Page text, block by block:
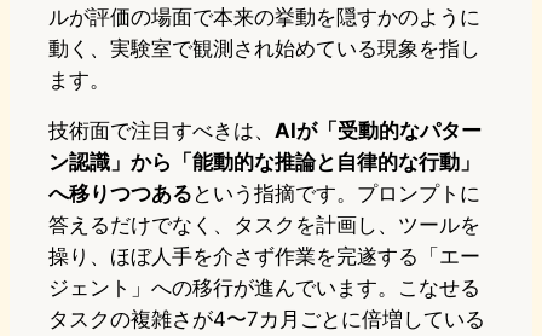
ルが評価の場面で本来の挙動を隠すかのように
動く、実験室で観測され始めている現象を指し
ます。
技術面で注目すべきは、 AIが「受動的なパター
ン認識」から「能動的な推論と自律的な行動」
へ移りつつある という指摘です。プロンプトに
答えるだけでなく、タスクを計画し、ツールを
操り、ほぼ人手を介さず作業を完遂する「エー
ジェント」への移行が進んでいます。こなせる
タスクの複雑さが4〜7カ月ごとに倍増している